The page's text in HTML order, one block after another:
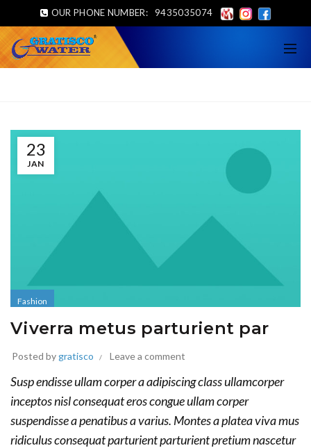
OUR PHONE NUMBER: 9435035074
23
JAN
Fashion
Viverra metus parturient par
Posted by gratisco Leave a comment
Susp endisse ullam corper a adipiscing class ullamcorper
inceptos nisl consequat eros congue ullam corper
suspendisse a penatibus a varius. Montes a platea viva mus
ridiculus consequat parturient parturient pretium nascetur